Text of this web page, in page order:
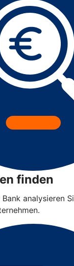
finden
analysieren